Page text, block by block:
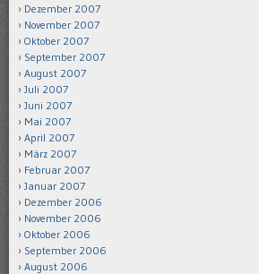
Dezember 2007
November 2007
Oktober 2007
September 2007
August 2007
Juli 2007
Juni 2007
Mai 2007
April 2007
März 2007
Februar 2007
Januar 2007
Dezember 2006
November 2006
Oktober 2006
September 2006
August 2006